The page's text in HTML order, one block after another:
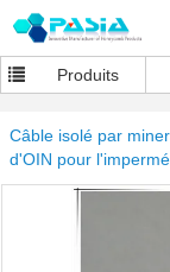
Produits
Câble isolé par
d'OIN pour